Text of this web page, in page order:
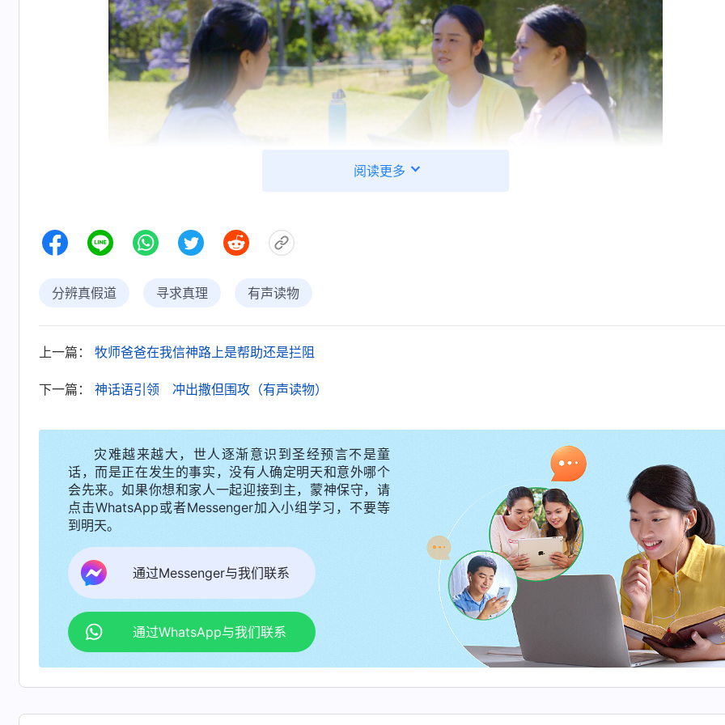
听到这儿我明白了，寻求考察真道主要得从神的作工说话，以及所达到的果效来分辨，还要看这道有
有圣灵作工，有没有真理的发表。其实，通过这段时间与姊妹们一起聚会，我觉得她们讲的道有圣灵的开
看到她们的活出很敬虔，也有耐心、爱心，每次我遇到难处了，姊妹们都会耐心与我交通真理，这些都是
有神作工才能达到的果效。感谢神让我明白了分辨真假道的原则，使我更加确定全能神就是主耶稣的再来
就是真道。
但时隔不久，撒但的试探再一次临到我……
一天晚上，我突然收到牧师发来的信息，说他要过来看望我，当时我觉得有点奇怪：为什么牧师会突
过来呢？他来要干什么呢？不过我也没有多想。结果牧师来后问我：“你有没有听说过‘东方闪电’？”我吓了
跳，心想：“难道牧师知道我考察‘东方闪电’了？要是他知道了，会不会把我开除啊？”但转念又想：“考察真
是我的自由，我有考察真道的权利。”于是我义正严辞地说：“我听过，他们讲的道非常好。”牧师傲慢地说
“他们讲的道再好，我们也不能接受。”并且他还拿出一些反面材料给我看，我一看材料上写的是中共制造
谣言。此时我想起姊妹与我交通过，中共是无神论政党，是最仇恨真理、最抵挡神的撒但政权，在中国根
就没有信仰自由，很多基督徒都遭受中共的抓捕、迫害，一个无神论政党又有什么资格随意定罪宗教信
呢？想到这些我确信牧师手上的材料不可信，牧师的话也不可信。这时我也知道了，今天从外表来看是牧
阅读更多
分辨真假道 寻求真理 有声读物
上一篇： 牧师爸爸在我信神路上是帮助还是拦阻
下一篇： 神话语引领 冲出撒但围攻（有声读物）
灾难越来越大，世人逐渐意识到圣经预言不是童
话，而是正在发生的事实，没有人确定明天和意外哪个
会先来。如果你想和家人一起迎接到主，蒙神保守，请
点击WhatsApp或者Messenger加入小组学习，不要等
到明天。
通过Messenger与我们联系
通过WhatsApp与我们联系